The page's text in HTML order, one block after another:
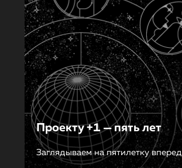
Проекту +1 — пять лет
Заглядываем на пятилетку вперед